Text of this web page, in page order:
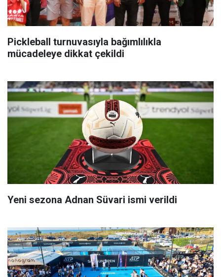
Pickleball turnuvasıyla bağımlılıkla
mücadeleye dikkat çekildi
Yeni sezona Adnan Süvari ismi verildi